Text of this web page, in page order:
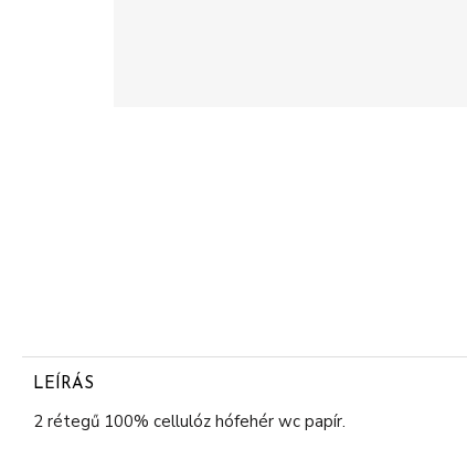
LEÍRÁS
2 rétegű 100% cellulóz hófehér wc papír.